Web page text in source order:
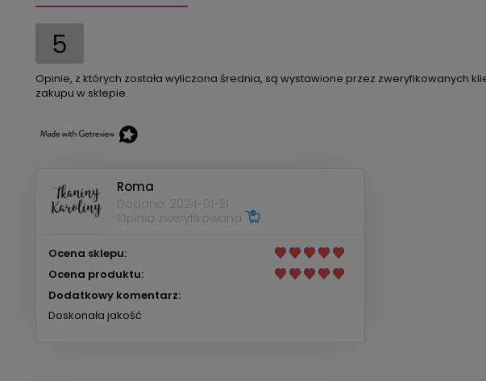
5
Opinie, z których została wyliczona średnia, są wystawione przez zweryfikowanych
zakupu w sklepie.
Roma
Dodano: 2024-01-21
Opinia zweryfikowana
Ocena sklepu:
Ocena produktu:
Dodatkowy komentarz:
Doskonała jakość